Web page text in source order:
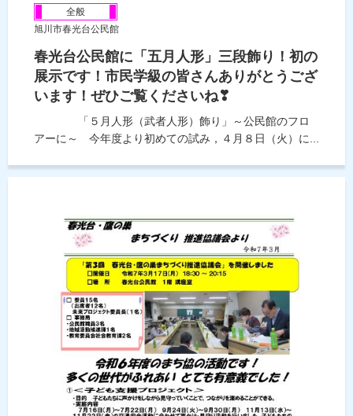
全般
旭川市春光台公民館
春光台公民館に「五月人形」三段飾り！初の
展示です！市民学級の皆さんありがとうござ
います！ぜひご覧くださいね❣
「５月人形（武者人形）飾り」～公民館のフロ
アーに～ 今年度より初めての試み，４月８日（火）に...